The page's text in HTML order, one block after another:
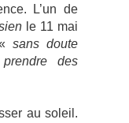
L’un de
le 11 mai
«sans doute
des
au soleil.